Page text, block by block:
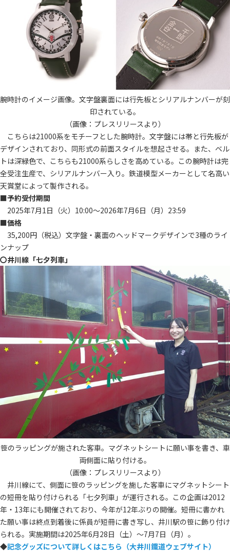
腕時計のイメージ画像。文字盤裏面には行先板とシリアルナンバーが刻
印されている。
（画像：プレスリリースより）
こちらは21000系をモチーフとした腕時計。文字盤には帯と行先板が
デザインされており、同形式の前面スタイルを想起させる。また、ベル
トは深緑色で、こちらも21000系らしさを高めている。この腕時計は完
全受注生産で、シリアルナンバー入り。鉄道模型メーカーとして名高い
天賞堂によって製作される。
■予約受付期間
2025年7月1日（火）10:00～2026年7月6日（月）23:59
■価格
35,200円（税込）文字盤・裏面のヘッドマークデザインで3種のライ
ンナップ
〇井川線「七夕列車」
笹のラッピングが施された客車。マグネットシートに願い事を書き、車
両側面に貼り付ける。
（画像：プレスリリースより）
井川線にて、側面に笹のラッピングを施した客車にマグネットシート
の短冊を貼り付けられる「七夕列車」が運行される。この企画は2012
年・13年にも開催されており、今年が12年ぶりの開催。短冊に書かれ
た願い事は終点到着後に係員が短冊に書き写し、井川駅の笹に飾り付け
られる。実施期間は2025年6月28日（土）～7月7日（月）。
◆記念グッズについて詳しくはこちら（大井川鐵道ウェブサイト）